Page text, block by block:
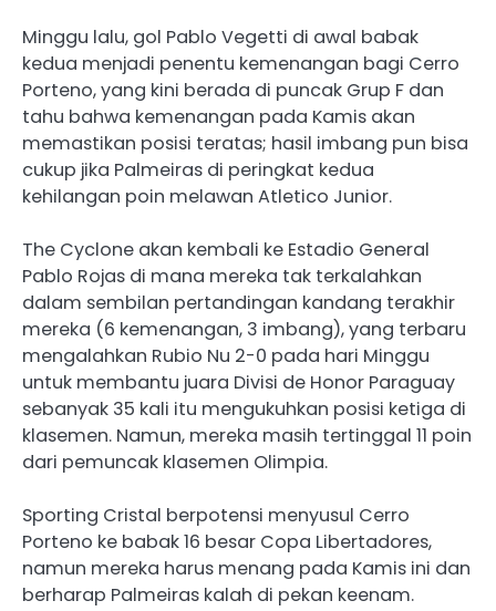
Minggu lalu, gol Pablo Vegetti di awal babak
kedua menjadi penentu kemenangan bagi Cerro
Porteno, yang kini berada di puncak Grup F dan
tahu bahwa kemenangan pada Kamis akan
memastikan posisi teratas; hasil imbang pun bisa
cukup jika Palmeiras di peringkat kedua
kehilangan poin melawan Atletico Junior.
The Cyclone akan kembali ke Estadio General
Pablo Rojas di mana mereka tak terkalahkan
dalam sembilan pertandingan kandang terakhir
mereka (6 kemenangan, 3 imbang), yang terbaru
mengalahkan Rubio Nu 2-0 pada hari Minggu
untuk membantu juara Divisi de Honor Paraguay
sebanyak 35 kali itu mengukuhkan posisi ketiga di
klasemen. Namun, mereka masih tertinggal 11 poin
dari pemuncak klasemen Olimpia.
Sporting Cristal berpotensi menyusul Cerro
Porteno ke babak 16 besar Copa Libertadores,
namun mereka harus menang pada Kamis ini dan
berharap Palmeiras kalah di pekan keenam.